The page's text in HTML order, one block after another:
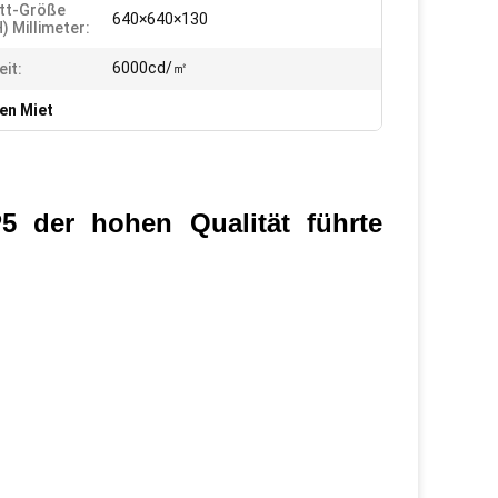
Größe
Millimeter:
640×640×130
6000cd/㎡
Miet
der hohen Qualität führte